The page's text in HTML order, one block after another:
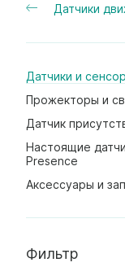
Датчики
Датчики и
Прожекторы и
Датчик
Настоящие
Presence
Аксессуары и
Фильтр